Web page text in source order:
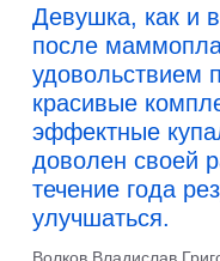
Девушка, как и
после
удовольствием
красивые
эффектные
доволен своей
течение года
улучшаться.